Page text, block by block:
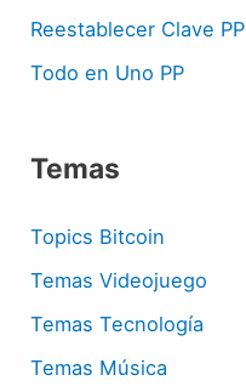
Reestablecer Clave PP
Todo en Uno PP
Temas
Topics Bitcoin
Temas Videojuego
Temas Tecnología
Temas Música